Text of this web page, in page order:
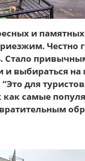
и
Честно
Стало
выбираться на
для
как самые